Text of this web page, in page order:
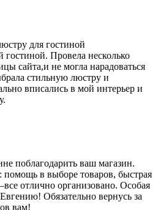
для гостиной
гостиной. Провела несколько
сайта,и не могла нарадоваться
стильную люстру и
вписались в мой интерьер и
поблагодарить ваш магазин.
в выборе товаров, быстрая
отлично организовано. Особая
Обязательно вернусь за
вам!